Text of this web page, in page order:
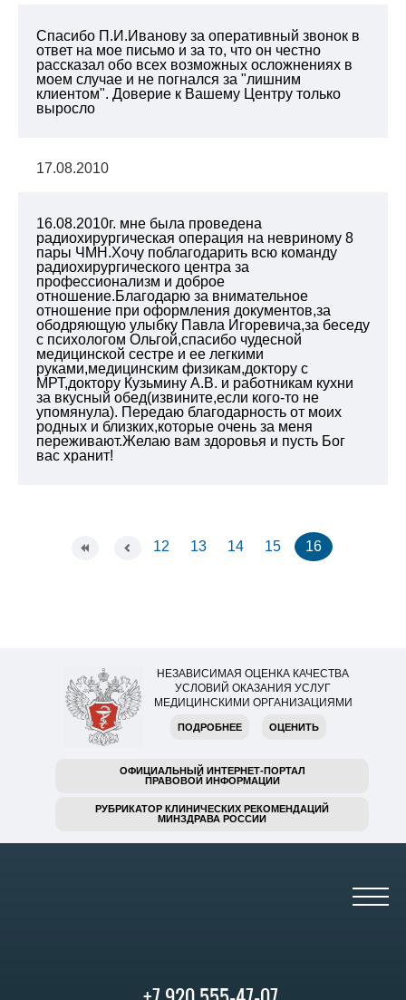
Спасибо П.И.Иванову за оперативный звонок в
ответ на мое письмо и за то, что он честно
рассказал обо всех возможных осложнениях в
моем случае и не погнался за "лишним
клиентом". Доверие к Вашему Центру только
выросло
17.08.2010
16.08.2010г. мне была проведена
радиохирургическая операция на невриному 8
пары ЧМН.Хочу поблагодарить всю команду
радиохирургического центра за
профессионализм и доброе
отношение.Благодарю за внимательное
отношение при оформления документов,за
ободряющую улыбку Павла Игоревича,за беседу
с психологом Ольгой,спасибо чудесной
медицинской сестре и ее легкими
руками,медицинским физикам,доктору с
МРТ,доктору Кузьмину А.В. и работникам кухни
за вкусный обед(извините,если кого-то не
упомянула). Передаю благодарность от моих
родных и близких,которые очень за меня
переживают.Желаю вам здоровья и пусть Бог
вас хранит!
12 13 14 15 16
НЕЗАВИСИМАЯ ОЦЕНКА КАЧЕСТВА
УСЛОВИЙ ОКАЗАНИЯ УСЛУГ
МЕДИЦИНСКИМИ ОРГАНИЗАЦИЯМИ
ПОДРОБНЕЕ ОЦЕНИТЬ
ОФИЦИАЛЬНЫЙ ИНТЕРНЕТ-ПОРТАЛ
ПРАВОВОЙ ИНФОРМАЦИИ
РУБРИКАТОР КЛИНИЧЕСКИХ РЕКОМЕНДАЦИЙ
МИНЗДРАВА РОССИИ